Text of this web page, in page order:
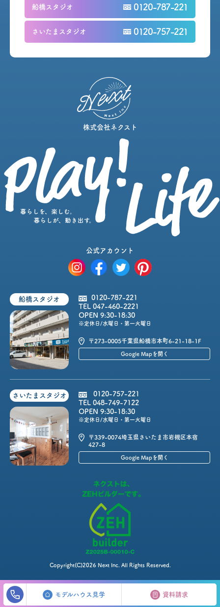
モデルハウス見学 資料請求
船橋スタジオ 0120-787-221
さいたまスタジオ 0120-757-221
株式会社ネクスト
公式アカウント
船橋スタジオ
0120-787-221
TEL 047-460-2221
OPEN 9:30-18:30
※定休日/水曜日・第一火曜日
〒273-0005千葉県船橋市本町6-21-18-1F
Google Mapを開く
さいたまスタジオ
0120-757-221
TEL 048-749-7122
OPEN 9:30-18:30
※定休日/水曜日・第一火曜日
〒339-0074埼玉県さいたま市岩槻区本宿
427-8
Google Mapを開く
Copyright(C)2026 Next Inc. All Rights Reserved.